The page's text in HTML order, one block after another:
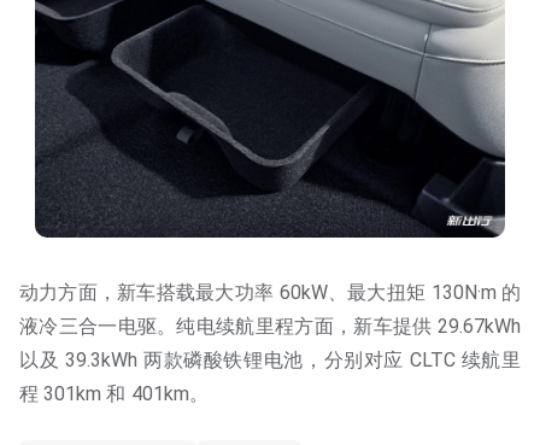
动力方面，新车搭载最大功率 60kW、最大扭矩 130N·m 的
液冷三合一电驱。纯电续航里程方面，新车提供 29.67kWh
以及 39.3kWh 两款磷酸铁锂电池，分别对应 CLTC 续航里
程 301km 和 401km。